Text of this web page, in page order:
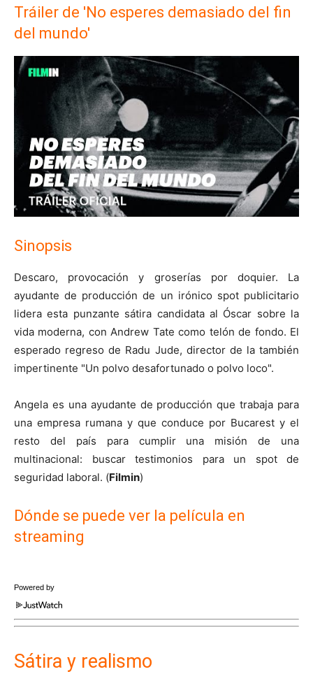
Tráiler de 'No esperes demasiado del fin
del mundo'
Sinopsis
Descaro, provocación y groserías por doquier. La
ayudante de producción de un irónico spot publicitario
lidera esta punzante sátira candidata al Óscar sobre la
vida moderna, con Andrew Tate como telón de fondo. El
esperado regreso de Radu Jude, director de la también
impertinente "Un polvo desafortunado o polvo loco".
Angela es una ayudante de producción que trabaja para
una empresa rumana y que conduce por Bucarest y el
resto del país para cumplir una misión de una
multinacional: buscar testimonios para un spot de
seguridad laboral. (Filmin)
Dónde se puede ver la película en
streaming
Powered by
Sátira y realismo